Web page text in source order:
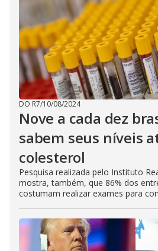
DO R7/10/08/2024
Nove a cada dez
sabem seus níveis
colesterol
Pesquisa realizada pelo Instituto
mostra, também, que 86% dos
costumam realizar exames para